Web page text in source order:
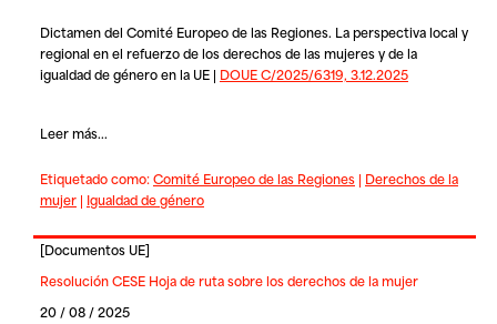
Dictamen del Comité Europeo de las Regiones. La perspectiva local y
regional en el refuerzo de los derechos de las mujeres y de la
igualdad de género en la UE | DOUE C/2025/6319, 3.12.2025
Leer más...
Etiquetado como:Comité Europeo de las Regiones| Derechos de la
mujer| Igualdad de género
[Documentos UE]
Resolución CESE Hoja de ruta sobre los derechos de la mujer
20 / 08 / 2025